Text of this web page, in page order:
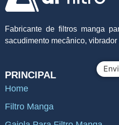
Fabricante de filtros manga
sacudimento mecânico, vibrador
PRINCIPAL
Home
Filtro Manga